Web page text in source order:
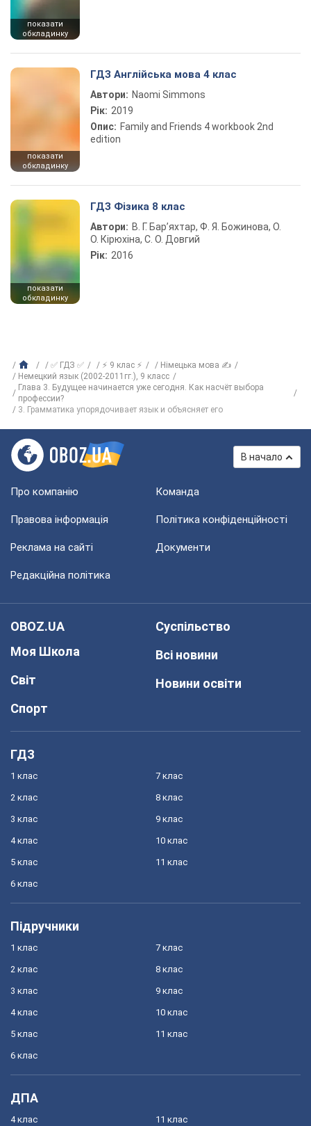
показати
обкладинку
показати
обкладинку
ГДЗ Англійська мова 4 клас
Автори: Naomi Simmons
Рік: 2019
Опис: Family and Friends 4 workbook 2nd
edition
показати
обкладинку
ГДЗ Фізика 8 клас
Автори: В. Г. Бар’яхтар, Ф. Я. Божинова, О.
О. Кірюхіна, С. О. Довгий
Рік: 2016
✅ ГДЗ ✅ ⚡ 9 клас ⚡
Німецька мова ✍
Немецкий язык (2002-2011гг.), 9 класс
Глава 3. Будущее начинается уже сегодня. Как насчёт выбора
профессии?
3. Грамматика упорядочивает язык и объясняет его
В начало
Про компанію Команда
Правова інформація Політика конфіденційності
Реклама на сайті Документи
Редакційна політика
OBOZ.UA
Моя Школа
Світ
Спорт
Суспільство
Всі новини
Новини освіти
ГДЗ
1 клас
2 клас
3 клас
4 клас
5 клас
6 клас
7 клас
8 клас
9 клас
10 клас
11 клас
Підручники
1 клас
2 клас
3 клас
4 клас
5 клас
6 клас
7 клас
8 клас
9 клас
10 клас
11 клас
ДПА
4 клас 11 клас